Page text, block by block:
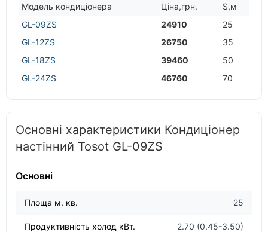
Модель кондицiонера Цiна,грн.
S,м
GL-09ZS
24910
25
GL-12ZS
26750
35
GL-18ZS
39460
50
GL-24ZS
46760 70
Основні характеристики Кондиціонер
настінний Tosot GL-09ZS
Основні
Площа м. кв. 25
Продуктивність холод кВт. 2.70 (0.45-3.50)